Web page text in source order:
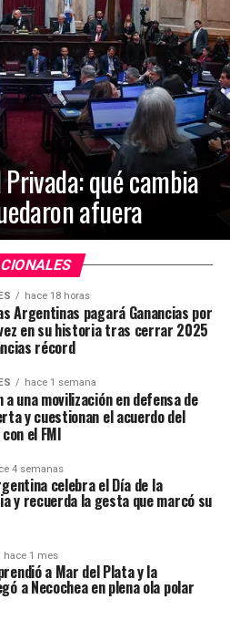
qué cambia
afuera
hace 18 horas
Argentinas pagará Ganancias por
en su historia tras cerrar 2025
récord
hace 1 semana
a una movilización en defensa de
y cuestionan el acuerdo del
el FMI
4 semanas
celebra el Día de la
y recuerda la gesta que marcó su
hace 1 mes
a Mar del Plata y la
a Necochea en plena ola polar